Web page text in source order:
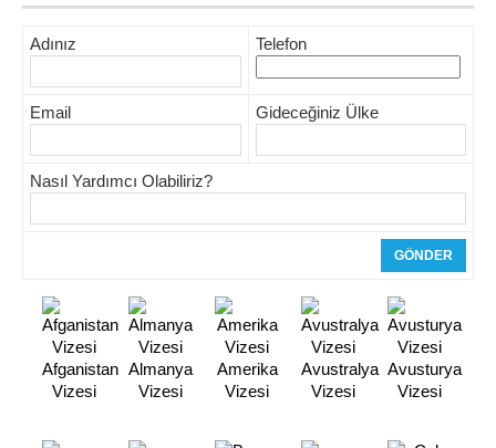
Adınız Telefon
Email Gideceğiniz Ülke
Nasıl Yardımcı Olabiliriz?
Afganistan
Vizesi
Almanya
Vizesi
Amerika
Vizesi
Avustralya
Vizesi
Avusturya
Vizesi